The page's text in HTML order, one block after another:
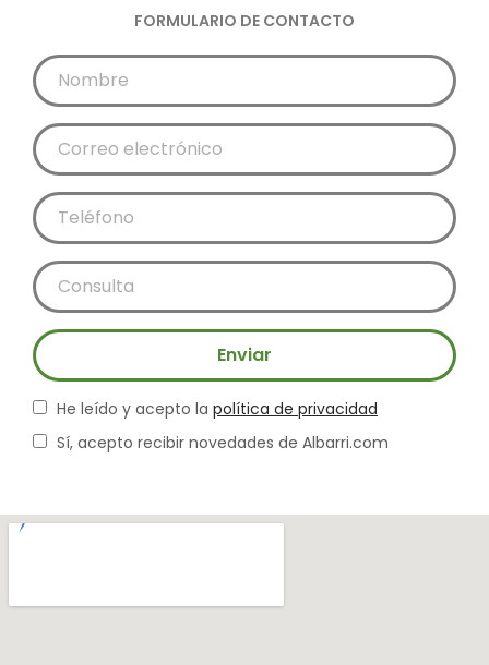
FORMULARIO DE CONTACTO
Enviar
He leído y acepto la política de privacidad
Sí, acepto recibir novedades de Albarri.com